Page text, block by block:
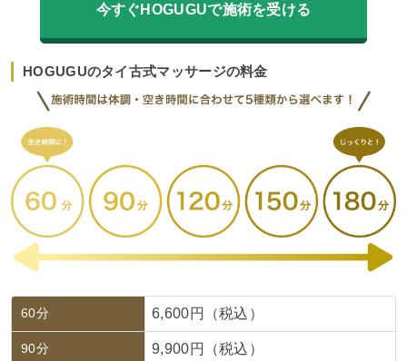
今すぐHOGUGUで施術を受ける
HOGUGUのタイ古式マッサージの料金
60分 6,600円（税込）
90分 9,900円（税込）